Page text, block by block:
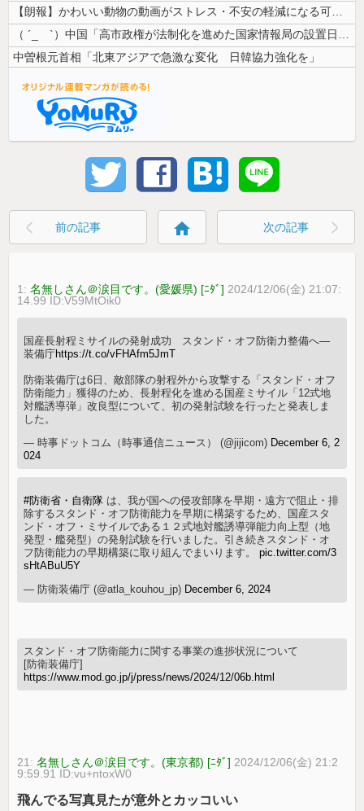
【朗報】かわいい動物の動画がストレス・不安の軽減になる可能性。英大学の...
（ ´_ゝ`）中国「高市政権が法制化を進めた国家情報局の設置日が7月3...
中曽根元首相「北東アジアで急激な変化 日韓協力強化を」
前の記事 home 次の記事
1:名無しさん＠涙目です。(愛媛県) [ﾆﾀﾞ] 2024/12/06(金) 21:07:
14.99 ID:V59MtOik0
国産長射程ミサイルの発射成功 スタンド・オフ防衛力整備へ―
装備庁https://t.co/vFHAfm5JmT
防衛装備庁は6日、敵部隊の射程外から攻撃する「スタンド・オフ
防衛能力」獲得のため、長射程化を進める国産ミサイル「12式地
対艦誘導弾」改良型について、初の発射試験を行ったと発表しま
した。
— 時事ドットコム（時事通信ニュース） (@jijicom) December 6, 2
024
#防衛省・自衛隊 は、我が国への侵攻部隊を早期・遠方で阻止・排
除するスタンド・オフ防衛能力を早期に構築するため、国産スタ
ンド・オフ・ミサイルである１２式地対艦誘導弾能力向上型（地
発型・艦発型）の発射試験を行いました。引き続きスタンド・オ
フ防衛能力の早期構築に取り組んでまいります。pic.twitter.com/3
sHtABuU5Y
— 防衛装備庁 (@atla_kouhou_jp) December 6, 2024
スタンド・オフ防衛能力に関する事業の進捗状況について
[防衛装備庁]
https://www.mod.go.jp/j/press/news/2024/12/06b.html
21:名無しさん＠涙目です。(東京都) [ﾆﾀﾞ] 2024/12/06(金) 21:2
9:59.91 ID:vu+ntoxW0
飛んでる写真見たが意外とカッコいい